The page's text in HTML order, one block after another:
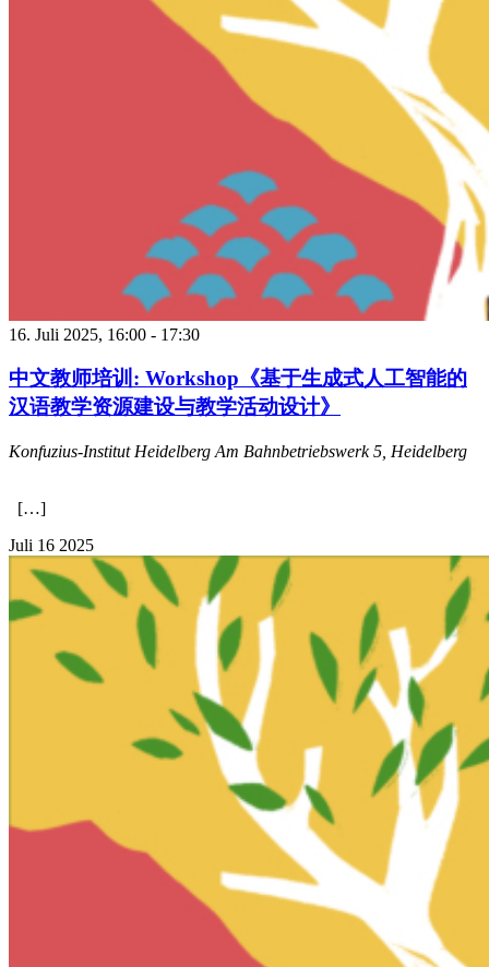
16. Juli 2025, 16:00 - 17:30
中文教师培训: Workshop《基于生成式人工智能的
汉语教学资源建设与教学活动设计》
Konfuzius-Institut Heidelberg Am Bahnbetriebswerk 5, Heidelberg
[…]
Juli 16 2025